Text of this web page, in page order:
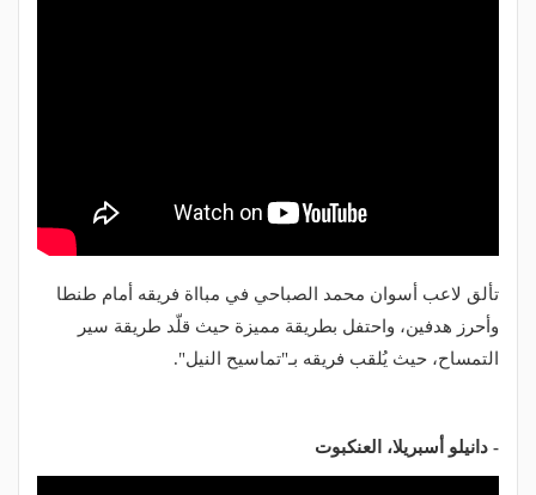
تألق لاعب أسوان محمد الصباحي في مبااة فريقه أمام طنطا
وأحرز هدفين، واحتفل بطريقة مميزة حيث قلّد طريقة سير
التمساح، حيث يُلقب فريقه بـ"تماسيح النيل".
- دانيلو أسبريلا، العنكبوت